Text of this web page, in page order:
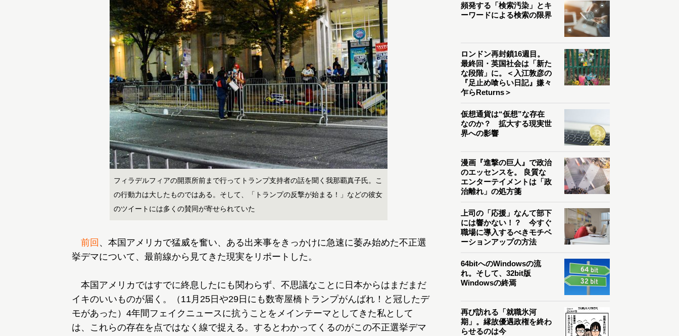
フィラデルフィアの開票所前まで行ってトランプ支持者の話を聞く我那覇真子氏。こ
の行動力は大したものではある。そして、「トランプの反撃が始まる！」などの彼女
のツイートには多くの賛同が寄せられていた
前回 、本国アメリカで猛威を奮い、ある出来事をきっかけに急速に萎み始めた不正選
挙デマについて、最前線から見てきた現実をリポートした。
本国アメリカではすでに終息したにも関わらず、不思議なことに日本からはまだまだ
イキのいいものが届く。（11月25日や29日にも数寄屋橋トランプがんばれ！と冠したデ
モがあった）4年間フェイクニュースに抗うことをメインテーマとしてきた私として
は、これらの存在を点ではなく線で捉える。するとわかってくるのがこの不正選挙デマ
頻発する「検索汚染」とキ
ーワードによる検索の限界
ロンドン再封鎖16週目。
最終回・英国社会は「新た
な段階」に。＜入江敦彦の
『足止め喰らい日記』嫌々
乍らReturns＞
仮想通貨は“仮想”な存在
なのか？ 拡大する現実世
界への影響
漫画『進撃の巨人』で政治
のエッセンスを。 良質な
エンターテイメントは「政
治離れ」の処方箋
上司の「応援」なんて部下
には響かない！？ 今すぐ
職場に導入するべきモチベ
ーションアップの方法
64bitへのWindowsの流
れ。そして、32bit版
Windowsの終焉
再び訪れる「就職氷河
期」。縁故優遇政権を終わ
らせるのは今